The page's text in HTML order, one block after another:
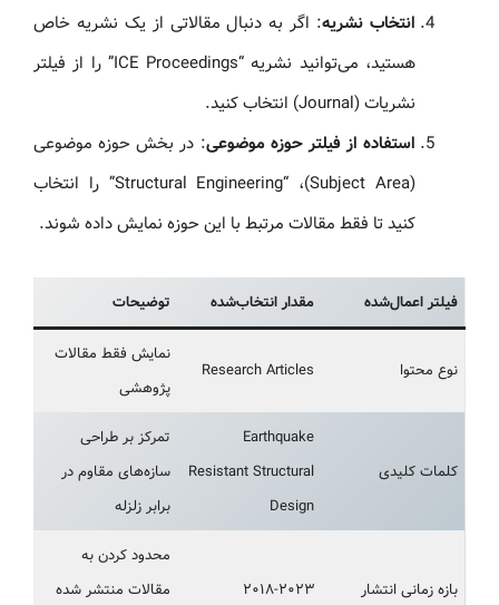
انتخاب نشریه: اگر به دنبال مقالاتی از یک نشریه خاص
هستید، می‌توانید نشریه “ICE Proceedings” را از فیلتر
نشریات (Journal) انتخاب کنید.
استفاده از فیلتر حوزه موضوعی: در بخش حوزه موضوعی
(Subject Area)، “Structural Engineering” را انتخاب
کنید تا فقط مقالات مرتبط با این حوزه نمایش داده شوند.
فیلتر اعمال‌شده مقدار انتخاب‌شده توضیحات
نوع محتوا Research Articles
نمایش فقط مقالات
پژوهشی
کلمات کلیدی
Earthquake
Resistant Structural
Design
تمرکز بر طراحی
سازه‌های مقاوم در
برابر زلزله
بازه زمانی انتشار ۲۰۱۸-۲۰۲۳
محدود کردن به
مقالات منتشر شده